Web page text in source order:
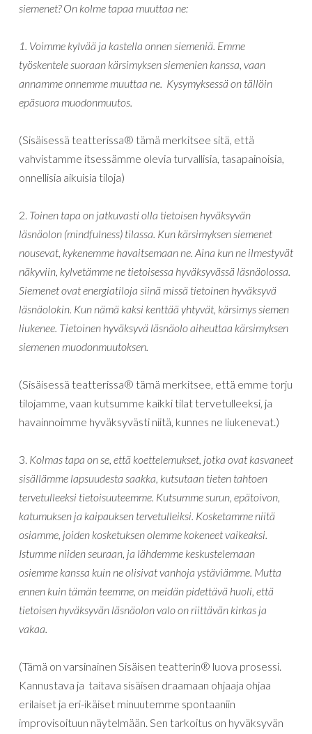
siemenet? On kolme tapaa muuttaa ne:
1. Voimme kylvää ja kastella onnen siemeniä. Emme
työskentele suoraan kärsimyksen siemenien kanssa, vaan
annamme onnemme muuttaa ne. Kysymyksessä on tällöin
epäsuora muodonmuutos.
(Sisäisessä teatterissa® tämä merkitsee sitä, että
vahvistamme itsessämme olevia turvallisia, tasapainoisia,
onnellisia aikuisia tiloja)
2. Toinen tapa on jatkuvasti olla tietoisen hyväksyvän
läsnäolon (mindfulness) tilassa. Kun kärsimyksen siemenet
nousevat, kykenemme havaitsemaan ne. Aina kun ne ilmestyvät
näkyviin, kylvetämme ne tietoisessa hyväksyvässä läsnäolossa.
Siemenet ovat energiatiloja siinä missä tietoinen hyväksyvä
läsnäolokin. Kun nämä kaksi kenttää yhtyvät, kärsimys siemen
liukenee. Tietoinen hyväksyvä läsnäolo aiheuttaa kärsimyksen
siemenen muodonmuutoksen.
(Sisäisessä teatterissa® tämä merkitsee, että emme torju
tilojamme, vaan kutsumme kaikki tilat tervetulleeksi, ja
havainnoimme hyväksyvästi niitä, kunnes ne liukenevat.)
3. Kolmas tapa on se, että koettelemukset, jotka ovat kasvaneet
sisällämme lapsuudesta saakka, kutsutaan tieten tahtoen
tervetulleeksi tietoisuuteemme. Kutsumme surun, epätoivon,
katumuksen ja kaipauksen tervetulleiksi. Kosketamme niitä
osiamme, joiden kosketuksen olemme kokeneet vaikeaksi.
Istumme niiden seuraan, ja lähdemme keskustelemaan
osiemme kanssa kuin ne olisivat vanhoja ystäviämme. Mutta
ennen kuin tämän teemme, on meidän pidettävä huoli, että
tietoisen hyväksyvän läsnäolon valo on riittävän kirkas ja
vakaa.
(Tämä on varsinainen Sisäisen teatterin® luova prosessi.
Kannustava ja taitava sisäisen draamaan ohjaaja ohjaa
erilaiset ja eri-ikäiset minuutemme spontaaniin
improvisoituun näytelmään. Sen tarkoitus on hyväksyvän